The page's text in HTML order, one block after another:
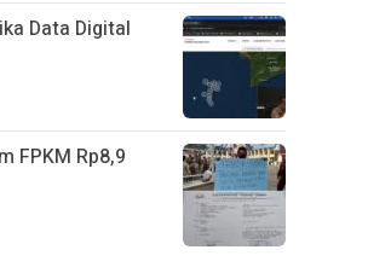
Data Digital
FPKM Rp8,9